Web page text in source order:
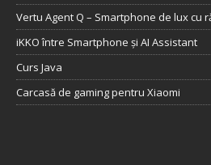
Vertu Agent Q – Smartphone de lux cu
iKKO între Smartphone și AI Assistant
Curs Java
Carcasă de gaming pentru Xiaomi